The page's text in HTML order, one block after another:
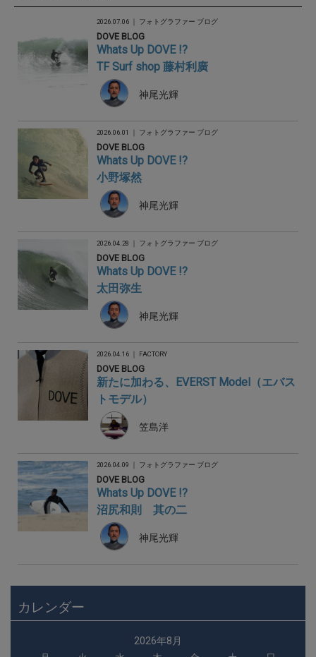
2026.07.06 ｜ フォトグラファー ブログ
DOVE BLOG
Whats Up DOVE !?
TF Surf shop 藤村利廣
神尾光輝
2026.06.01 ｜ フォトグラファー ブログ
DOVE BLOG
Whats Up DOVE !?
小野塚然
神尾光輝
2026.04.28 ｜ フォトグラファー ブログ
DOVE BLOG
Whats Up DOVE !?
太田弥生
神尾光輝
2026.04.16 ｜ FACTORY
DOVE BLOG
新たに加わる、EVERST Model（エバス
トモデル）
笠島洋
2026.04.09 ｜ フォトグラファー ブログ
DOVE BLOG
Whats Up DOVE !?
沼尻和則 其の二
神尾光輝
カレンダー
2026年8月